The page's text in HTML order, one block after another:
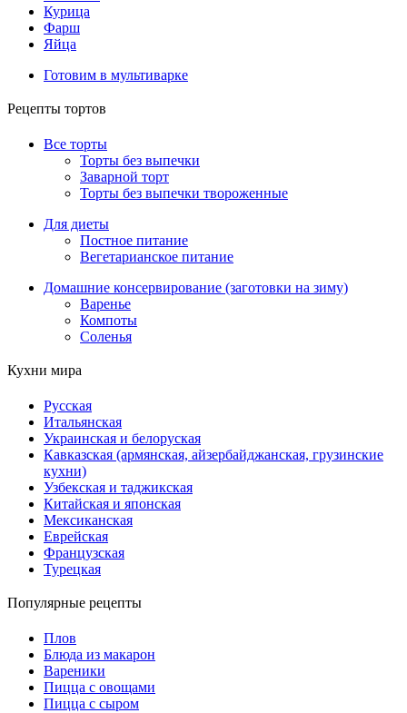
Курица
Фарш
Яйца
Готовим в мультиварке
Рецепты тортов
Все торты
Торты без выпечки
Заварной торт
Торты без выпечки твороженные
Для диеты
Постное питание
Вегетарианское питание
Домашние консервирование (заготовки на зиму)
Варенье
Компоты
Соленья
Кухни мира
Русская
Итальянская
Украинская и белоруская
Кавказская (армянская, айзербайджанская, грузинские
кухни)
Узбекская и таджикская
Китайская и японская
Мексиканская
Еврейская
Французская
Турецкая
Популярные рецепты
Плов
Блюда из макарон
Вареники
Пицца с овощами
Пицца с сыром